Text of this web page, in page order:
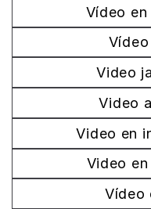
Vídeo
Video
Video
Video en
Video
Vídeo